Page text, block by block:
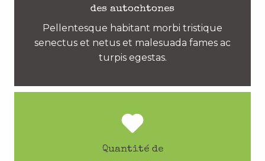
des autochtones
Pellentesque habitant morbi tristique
senectus et netus et malesuada fames ac
turpis egestas.
Quantité de